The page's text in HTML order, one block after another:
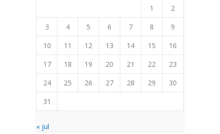
1
2
3
4 5 6 7 8
9
10
11 12 13 14 15
16
17
18 19 20 21 22
23
24
25 26 27 28 29
30
31
« jul